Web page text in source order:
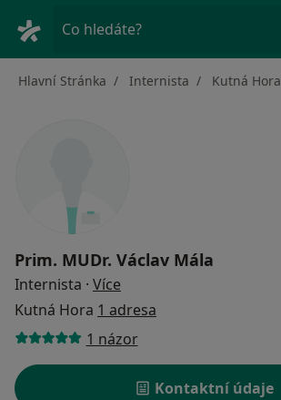
Co hledáte?
Hlavní Stránka Internista Kutná Hora
Prim. MUDr. Václav Mála
Internista · Více
Kutná Hora 1 adresa
1 názor
Kontaktní údaje